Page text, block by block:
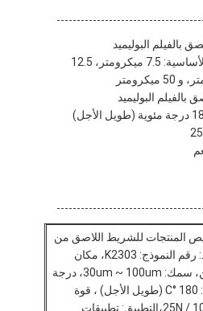
البوليميد
خيارات سمك المواد الأساسية: 7.5 ميكرومتر، 12.5
البوليميد
المنتجات للشريط اللاصق من
فيلم البوليميد: رقم النموذج: K2303، مكان
المنشأ: الصين، سمك: 30um ~ 100um، درجة
حرارة العمل: 180 °C (طويل الأجل) ، قوة
الشد: ≥ 25N / 10mm،التطبيق: تطبيقات